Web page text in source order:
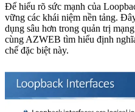
Để hiểu rõ sức mạnh của
vững các khái niệm nền tảng.
dụng sâu hơn trong quản trị
cùng AZWEB tìm hiểu định
chế đặc biệt này.